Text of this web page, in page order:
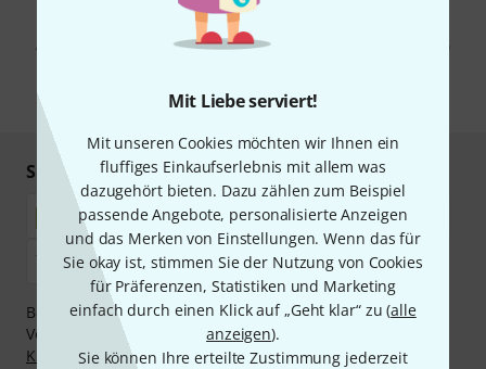
Mit Liebe serviert!
Mit unseren Cookies möchten wir Ihnen ein
fluffiges Einkaufserlebnis mit allem was
dazugehört bieten. Dazu zählen zum Beispiel
passende Angebote, personalisierte Anzeigen
und das Merken von Einstellungen. Wenn das für
Sie okay ist, stimmen Sie der Nutzung von Cookies
für Präferenzen, Statistiken und Marketing
einfach durch einen Klick auf „Geht klar“ zu (alle
anzeigen).
Sie können Ihre erteilte Zustimmung jederzeit
Mit Klick auf „Jetzt anmelden“ stimmen Sie dem Erhalt von E-Mail-
Werbung und einer Messung des E-Mail-Nutzungsverhaltens zu. Die
Abmeldung ist jederzeit möglich. Weitere Informationen finden Sie in
* Pflichtfeld
Sicher einkaufen & bezahlen
Bezahlen Sie vertraulich und sicher per Nachnahme,
Vorkasse, PayPal, Amazon Pay,Klarna Sofort bezahlen
Klarna Ratenzahlungoder Kreditkarte.